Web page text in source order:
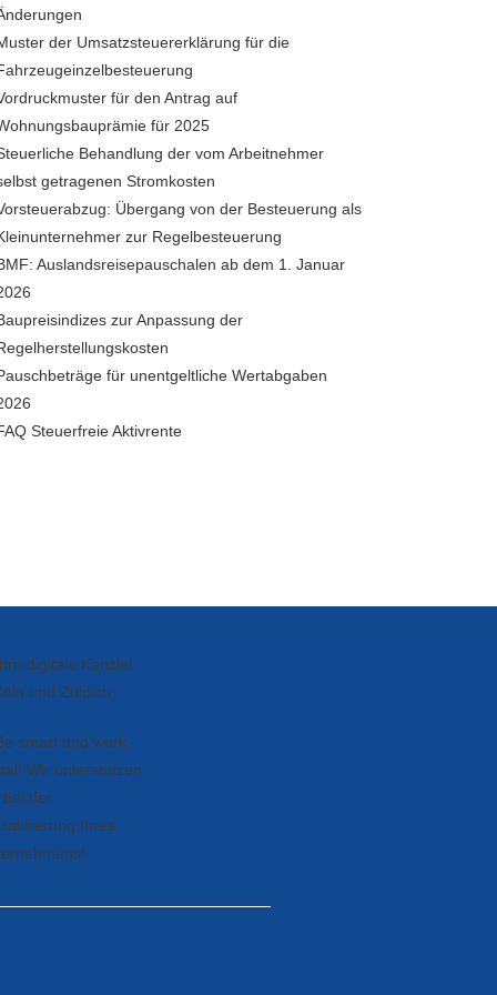
der Umsatzsteuererklärung für die
für den Antrag auf
für 2025
Behandlung der vom Arbeitnehmer
getragenen Stromkosten
Übergang von der Besteuerung als
zur Regelbesteuerung
Auslandsreisepauschalen ab dem 1. Januar
zur Anpassung der
für unentgeltliche Wertabgaben
Steuerfreie Aktivrente